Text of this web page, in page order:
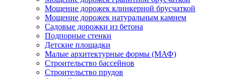
Мощение дорожек клинкерной брусчаткой
Мощение дорожек натуральным камнем
Садовые дорожки из бетона
Подпорные стенки
Детские площадки
Малые архитектурные формы (МАФ)
Строительство бассейнов
Строительство прудов